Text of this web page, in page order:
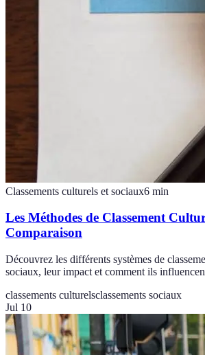
Classements culturels et sociaux6 min
Les Méthodes de Classement
Comparaison
Découvrez les différents systèmes de
sociaux, leur impact et comment ils
classements culturelsclassements sociaux
Jul 10